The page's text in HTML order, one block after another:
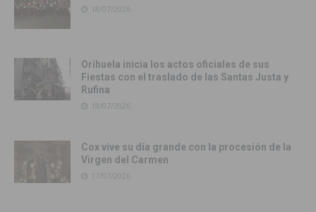
18/07/2026
Orihuela inicia los actos oficiales de sus
Fiestas con el traslado de las Santas Justa y
Rufina
18/07/2026
Cox vive su día grande con la procesión de la
Virgen del Carmen
17/07/2026